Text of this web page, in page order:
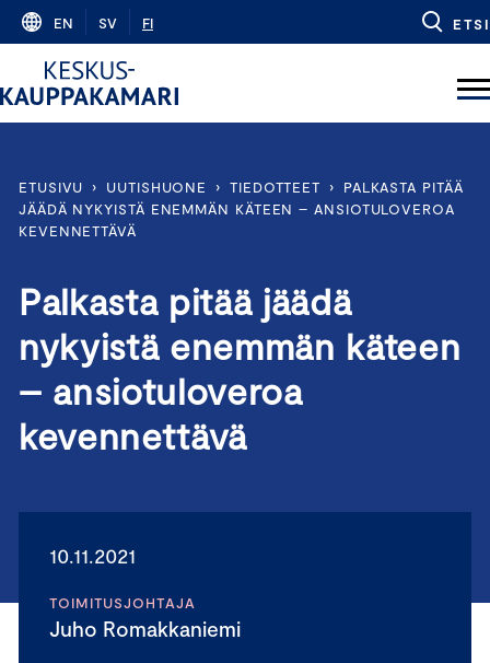
Skip
content
EN SV FI ETSI
ETUSIVU › UUTISHUONE › TIEDOTTEET ›
PALKASTA PITÄÄ
JÄÄDÄ NYKYISTÄ ENEMMÄN KÄTEEN – ANSIOTULOVEROA
KEVENNETTÄVÄ
Palkasta pitää jäädä
nykyistä enemmän käteen
– ansiotuloveroa
kevennettävä
10.11.2021
TOIMITUSJOHTAJA
Juho Romakkaniemi